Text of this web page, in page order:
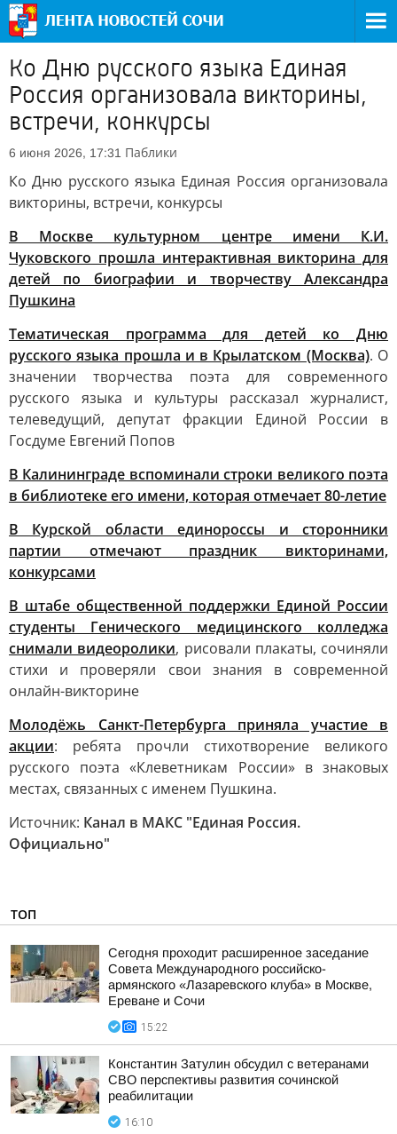
Ко Дню русского языка Единая
Россия организовала викторины,
встречи, конкурсы
6 июня 2026, 17:31 Паблики
Ко Дню русского языка Единая Россия организовала
викторины, встречи, конкурсы
В Москве культурном центре имени К.И.
Чуковского прошла интерактивная викторина для
детей по биографии и творчеству Александра
Пушкина
Тематическая программа для детей ко Дню
русского языка прошла и в Крылатском (Москва). О
значении творчества поэта для современного
русского языка и культуры рассказал журналист,
телеведущий, депутат фракции Единой России в
Госдуме Евгений Попов
В Калининграде вспоминали строки великого поэта
в библиотеке его имени, которая отмечает 80-летие
В Курской области единороссы и сторонники
партии отмечают праздник викторинами,
конкурсами
В штабе общественной поддержки Единой России
студенты Генического медицинского колледжа
снимали видеоролики, рисовали плакаты, сочиняли
стихи и проверяли свои знания в современной
онлайн-викторине
Молодёжь Санкт-Петербурга приняла участие в
акции: ребята прочли стихотворение великого
русского поэта «Клеветникам России» в знаковых
местах, связанных с именем Пушкина.
Источник: Канал в МАКС "Единая Россия.
Официально"
ТОП
Сегодня проходит расширенное заседание
Совета Международного российско-
армянского «Лазаревского клуба» в Москве,
Ереване и Сочи
15:22
Константин Затулин обсудил с ветеранами
СВО перспективы развития сочинской
реабилитации
16:10